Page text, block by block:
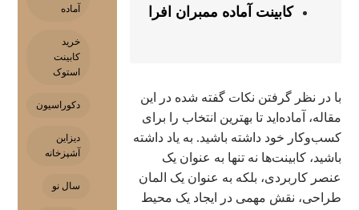
کابینت آماده ممبران افرا
با در نظر گرفتن نکات گفته شده در این
مقاله، آماده‌اید تا بهترین انتخاب را برای
کسب‌وکار خود داشته باشید. به یاد داشته
باشید، کابینت‌ها نه تنها به عنوان یک
عنصر کاربردی، بلکه به عنوان یک المان
طراحی، نقش مهمی در ایجاد یک محیط
آماده
خرید
کابینت
استوک
دکوراسیون
دیزاین
آشپزخانه
سال نو